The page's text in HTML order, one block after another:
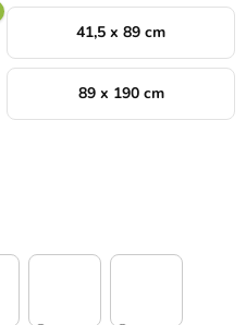
41,5 x 89 cm
89 x 190 cm